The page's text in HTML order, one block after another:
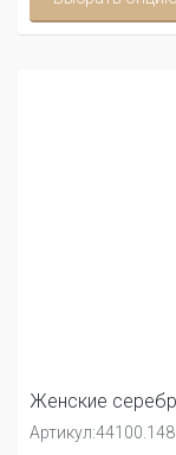
Женские
Артикул:44100.148